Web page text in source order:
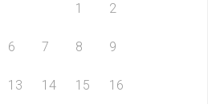
1
2
6 7 8 9
13 14 15 16